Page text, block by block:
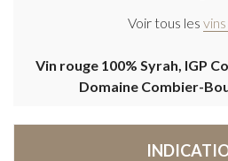
Voir tous les
Vin rouge 100% Syrah, IGP
Domaine Combier-